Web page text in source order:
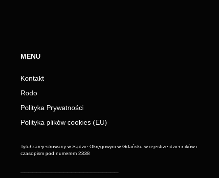
MENU
Kontakt
Rodo
Polityka Prywatności
Polityka plików cookies (EU)
Tytuł zarejestrowany w Sądzie Okręgowym w Gdańsku w rejestrze dzienników i
czasopism pod numerem 2338